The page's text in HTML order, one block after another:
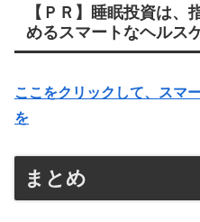
【ＰＲ】睡眠投資は、
めるスマートなヘルス
ここをクリックして、スマ
を
まとめ